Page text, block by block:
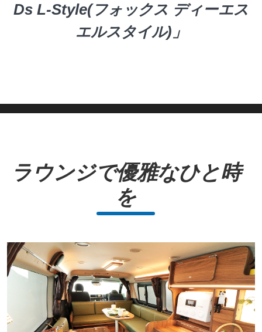
Ds L-Style(フォックス ディーエス
エルスタイル)」
ラウンジで優雅なひと時
を